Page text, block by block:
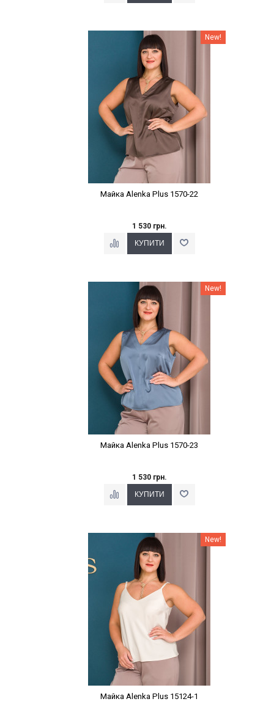
Наклейки Варіант з % New!
Майка Alenka Plus 1570-22
1 530 грн.
Наклейки Варіант з % New!
Майка Alenka Plus 1570-23
1 530 грн.
Наклейки Варіант з % New!
Майка Alenka Plus 15124-1